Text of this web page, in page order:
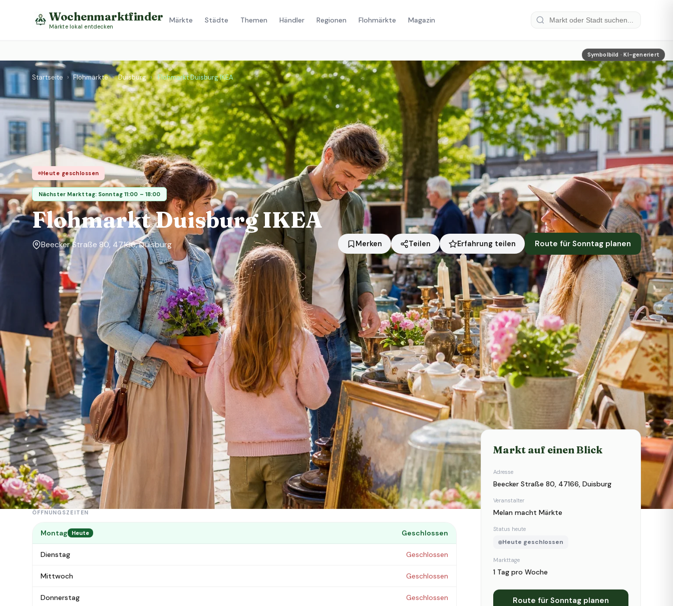
Wochenmarktfinder
Märkte lokal entdecken
Märkte Städte Themen Händler Regionen Flohmärkte Magazin
Symbolbild · KI-generiert
Startseite › Flohmärkte › Duisburg › Flohmarkt Duisburg IKEA
Heute geschlossen
Nächster Markttag: Sonntag 11:00 – 18:00
Flohmarkt Duisburg IKEA
Beecker Straße 80, 47166, Duisburg Merken Teilen Erfahrung teilen Route für Sonntag planen
Symbolbild · KI-generiert
Markttage
Sonntag
Standort
Duisburg
Status heute
Heute geschlossen
Über den Markt Händler
ÜBER DEN MARKT
Der Flohmarkt Duisburg IKEA ist ein Flohmarkt in Duisburg. Termine: jeden Sonntag (11:00 – 18:00).
ÖFFNUNGSZEITEN
Montag Heute Geschlossen
Dienstag Geschlossen
Mittwoch Geschlossen
Donnerstag Geschlossen
Markt auf einen Blick
Adresse
Beecker Straße 80, 47166, Duisburg
Veranstalter
Melan macht Märkte
Status heute
Heute geschlossen
Markttage
1 Tag pro Woche
Route für Sonntag planen